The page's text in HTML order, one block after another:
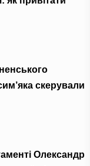
скерували
Олександр